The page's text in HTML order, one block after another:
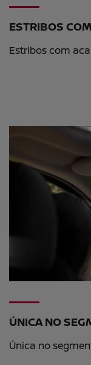
ESTRIBOS
Estribos com
ÚNICA NO
Única no